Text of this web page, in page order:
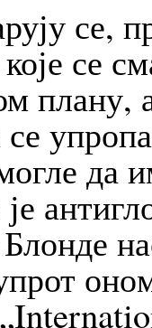
се,
се
пла­ну,
да